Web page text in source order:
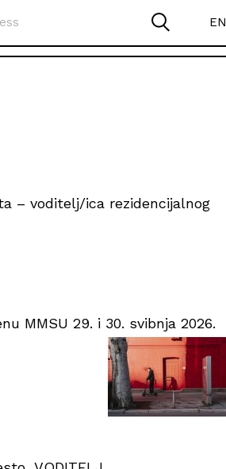
EN
– voditelj/ica rezidencijalnog
MMSU 29. i 30. svibnja 2026.